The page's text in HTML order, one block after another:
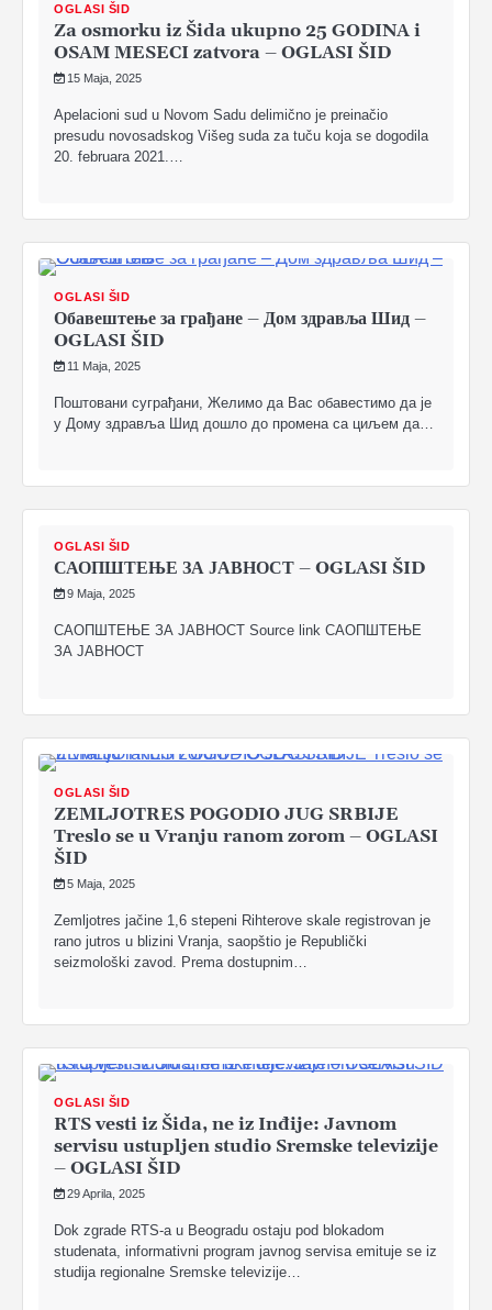
OGLASI ŠID
Za osmorku iz Šida ukupno 25 GODINA i
OSAM MESECI zatvora – OGLASI ŠID
15 Maja, 2025
Apelacioni sud u Novom Sadu delimično je preinačio
presudu novosadskog Višeg suda za tu­ču ko­ja se do­go­di­la
20. fe­bru­a­ra 2021.…
OGLASI ŠID
Обавештење за грађане – Дом здравља Шид –
OGLASI ŠID
11 Maja, 2025
Поштовани суграђани, Желимо да Вас обавестимо да је
у Дому здравља Шид дошло до промена са циљем да…
OGLASI ŠID
САОПШТЕЊЕ ЗА ЈАВНОСТ – OGLASI ŠID
9 Maja, 2025
САОПШТЕЊЕ ЗА ЈАВНОСТ Source link САОПШТЕЊЕ
ЗА ЈАВНОСТ
OGLASI ŠID
ZEMLJOTRES POGODIO JUG SRBIJE
Treslo se u Vranju ranom zorom – OGLASI
ŠID
5 Maja, 2025
Zemljotres jačine 1,6 stepeni Rihterove skale registrovan je
rano jutros u blizini Vranja, saopštio je Republički
seizmološki zavod. Prema dostupnim…
OGLASI ŠID
RTS vesti iz Šida, ne iz Inđije: Javnom
servisu ustupljen studio Sremske televizije
– OGLASI ŠID
29 Aprila, 2025
Dok zgrade RTS-a u Beogradu ostaju pod blokadom
studenata, informativni program javnog servisa emituje se iz
studija regionalne Sremske televizije…